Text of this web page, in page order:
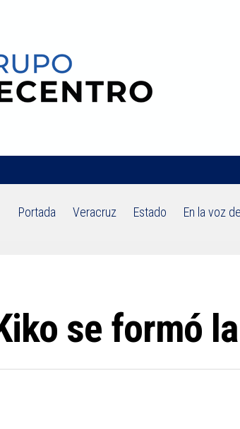
Portada Veracruz Estado En la voz de…
se formó